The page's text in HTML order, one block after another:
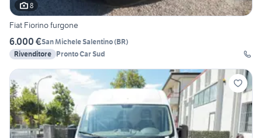
8
Fiat Fiorino furgone
6.000 €San Michele Salentino(BR)
Rivenditore Pronto Car Sud